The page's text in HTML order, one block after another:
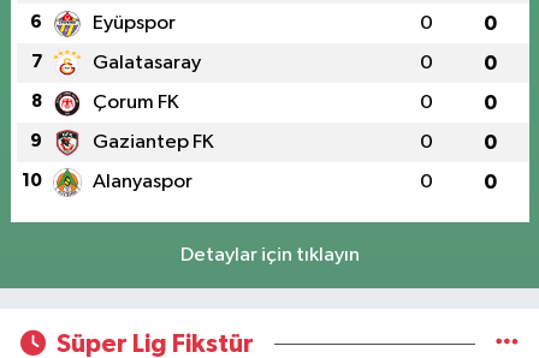
6 Eyüpspor 0 0
7 Galatasaray 0 0
8 Çorum FK 0 0
9 Gaziantep FK 0 0
10 Alanyaspor 0 0
Detaylar için tıklayın
Süper Lig Fikstür